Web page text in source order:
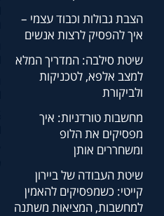
הצבת גבולות וכבוד עצמי –
איך להפסיק לרצות אנשים
שיטת סילבה: המדריך המלא
למצב אלפא, לטכניקות
ולביקורת
מחשבות טורדניות: איך
מפסיקים את הלופ
ומשחררים אותן
שיטת העבודה של ביירון
קייטי: כשמפסיקים להאמין
למחשבות, המציאות משתנה